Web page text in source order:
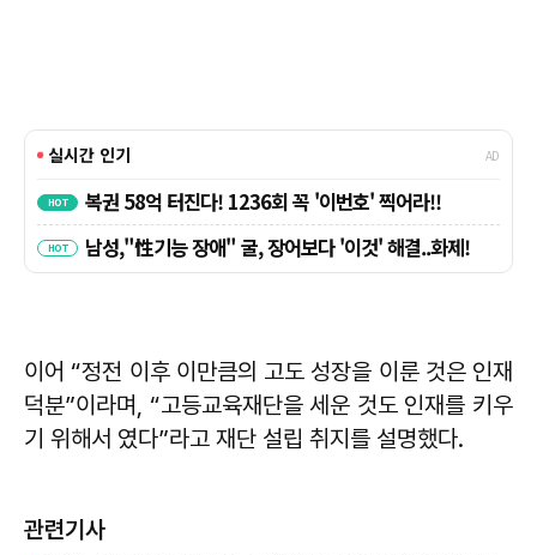
이어 “정전 이후 이만큼의 고도 성장을 이룬 것은 인재
덕분”이라며, “고등교육재단을 세운 것도 인재를 키우
기 위해서 였다”라고 재단 설립 취지를 설명했다.
관련기사